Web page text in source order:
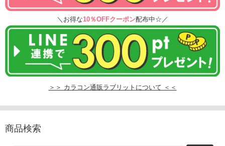
＼お得な10％OFFクーポン配布中☆／
＞＞ カラコン通販ラブリットについて ＜＜
商品検索